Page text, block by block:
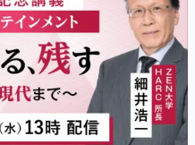
い？
氏がゲームの魅力を画面や操作の
していく、硬派で骨太な評論連載
語
スボス」… ゲームにまつわる言葉
コンピューター文化史研究家・タ